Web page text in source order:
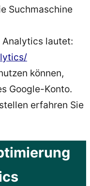
Suchmaschine
Analytics lautet:
können,
Google-Konto.
erfahren Sie